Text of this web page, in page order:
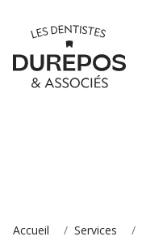
Accueil Services